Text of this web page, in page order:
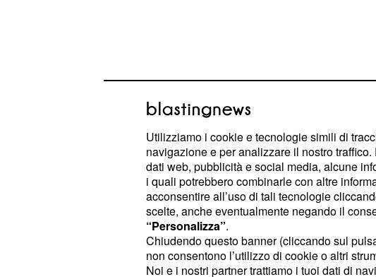
Antonio Tutolo, eletto nella lista
che tutti i rappresentanti delle istituzioni diano
qualora dovesse riprendere la
Utilizziamo i cookie e tecnologie simili di
navigazione e per analizzare il nostro
dati web, pubblicità e social media, alcune
i quali potrebbero combinarle con altre
acconsentire all’uso di tali tecnologie
scelte, anche eventualmente negando il
“Personalizza”.
Chiudendo questo banner (cliccando sul
non consentono l’utilizzo di cookie o altri
Noi e i nostri partner trattiamo i tuoi dati di